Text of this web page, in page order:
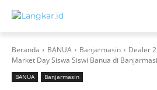
Beranda BANUA Banjarmasin
Dealer
Market Day Siswa Siswi Banua di
BANUA Banjarmasin